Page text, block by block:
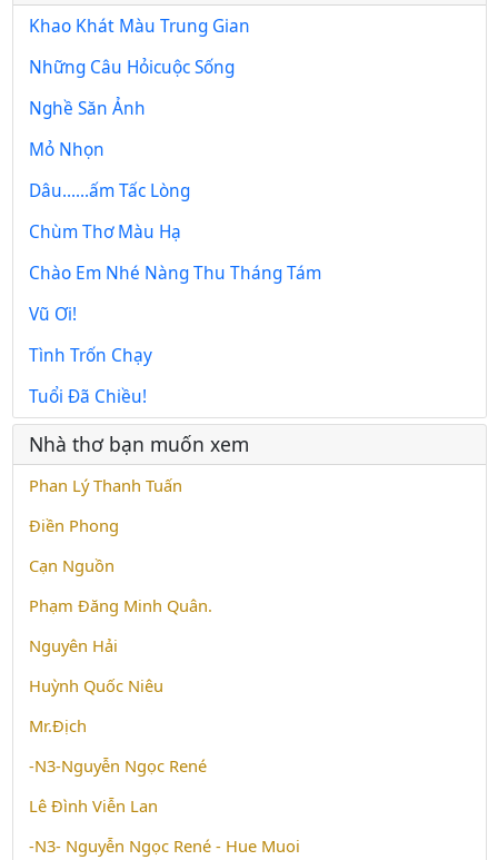
Khao Khát Màu Trung Gian
Những Câu Hỏicuộc Sống
Nghề Săn Ảnh
Mỏ Nhọn
Dâu......ấm Tấc Lòng
Chùm Thơ Màu Hạ
Chào Em Nhé Nàng Thu Tháng Tám
Vũ Ơi!
Tình Trốn Chạy
Tuổi Đã Chiều!
Nhà thơ bạn muốn xem
Phan Lý Thanh Tuấn
Điền Phong
Cạn Nguồn
Phạm Đăng Minh Quân.
Nguyên Hải
Huỳnh Quốc Niêu
Mr.Địch
-N3-Nguyễn Ngọc René
Lê Đình Viễn Lan
-N3- Nguyễn Ngọc René - Hue Muoi